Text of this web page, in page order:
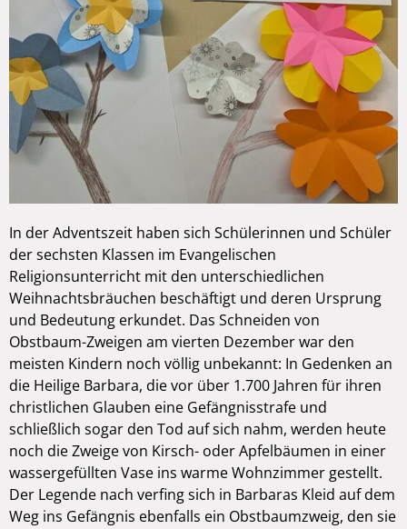
In der Adventszeit haben sich Schülerinnen und Schüler
der sechsten Klassen im Evangelischen
Religionsunterricht mit den unterschiedlichen
Weihnachtsbräuchen beschäftigt und deren Ursprung
und Bedeutung erkundet. Das Schneiden von
Obstbaum-Zweigen am vierten Dezember war den
meisten Kindern noch völlig unbekannt: In Gedenken an
die Heilige Barbara, die vor über 1.700 Jahren für ihren
christlichen Glauben eine Gefängnisstrafe und
schließlich sogar den Tod auf sich nahm, werden heute
noch die Zweige von Kirsch- oder Apfelbäumen in einer
wassergefüllten Vase ins warme Wohnzimmer gestellt.
Der Legende nach verfing sich in Barbaras Kleid auf dem
Weg ins Gefängnis ebenfalls ein Obstbaumzweig, den sie